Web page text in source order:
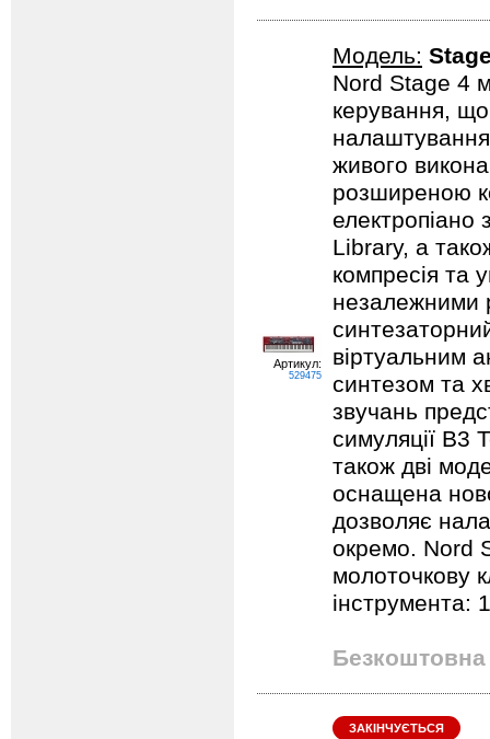
Артикул:
529475
Модель:
Nord Stage 4
керування, що
налаштування
живого
розширеною
електропіано
Library, а
компресія та
незалежними
віртуальним
синтезом та
звучань
симуляції B3
також дві
оснащена
дозволяє
окремо. Nord
молоточкову
інструмента:
Безкоштовна
ЗАКІНЧУЄТЬСЯ